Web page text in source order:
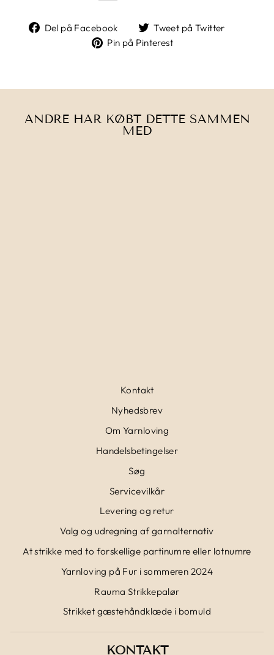
Del på Facebook
Del
på
Tweet på Twitter
Pin på Pinterest
ANDRE HAR KØBT DETTE SAMMEN
MED
Kontakt
Nyhedsbrev
Om Yarnloving
Handelsbetingelser
Søg
Servicevilkår
Levering og retur
Valg og udregning af garnalternativ
At strikke med to forskellige partinumre eller lotnumre
Yarnloving på Fur i sommeren 2024
Rauma Strikkepalør
Strikket gæstehåndklæde i bomuld
KONTAKT